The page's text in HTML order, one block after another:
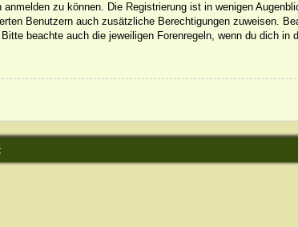
zu können. Die Registrierung ist in wenigen
Benutzern auch zusätzliche Berechtigungen zuweisen.
beachte auch die jeweiligen Forenregeln, wenn du dich in